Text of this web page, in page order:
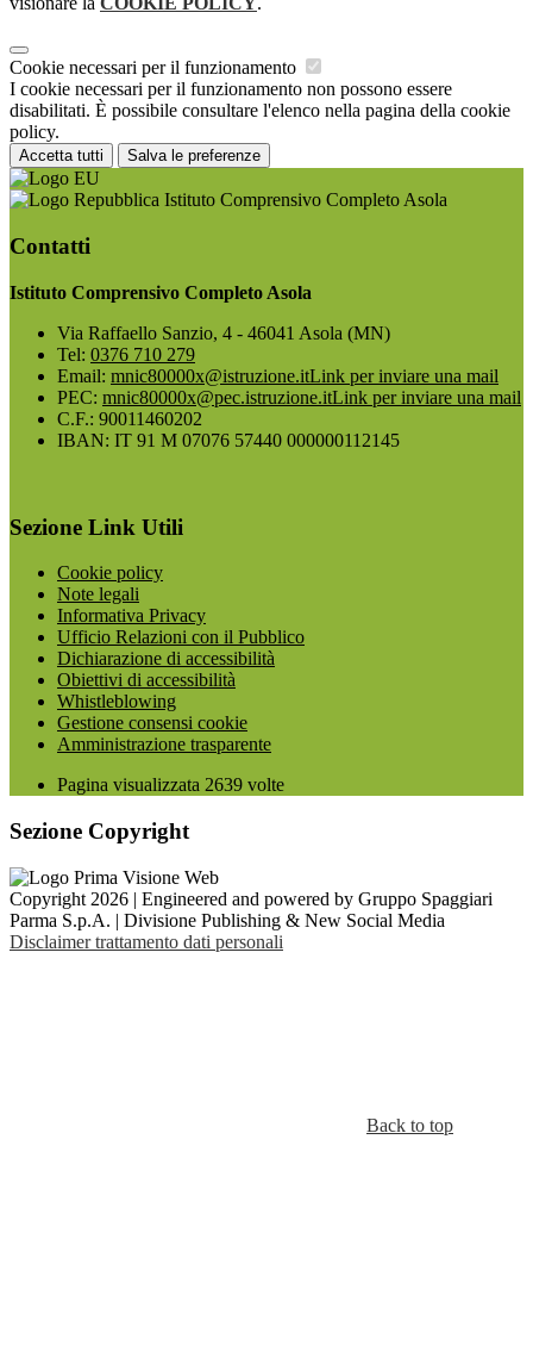
Cookie necessari per il funzionamento
I cookie necessari per il funzionamento non possono essere
disabilitati. È possibile consultare l'elenco nella pagina della cookie
policy.
Accetta tutti Salva le preferenze
Istituto Comprensivo Completo Asola
Contatti
Istituto Comprensivo Completo Asola
Via Raffaello Sanzio, 4 - 46041 Asola (MN)
Tel: 0376 710 279
Email: mnic80000x@istruzione.itLink per inviare una mail
PEC: mnic80000x@pec.istruzione.itLink per inviare una mail
C.F.: 90011460202
IBAN: IT 91 M 07076 57440 000000112145
Sezione Link Utili
Cookie policy
Note legali
Informativa Privacy
Ufficio Relazioni con il Pubblico
Dichiarazione di accessibilità
Obiettivi di accessibilità
Whistleblowing
Gestione consensi cookie
Amministrazione trasparente
Pagina visualizzata 2639 volte
Sezione Copyright
Copyright 2026 | Engineered and powered by Gruppo Spaggiari
Parma S.p.A. | Divisione Publishing & New Social Media
Disclaimer trattamento dati personali
Back to top